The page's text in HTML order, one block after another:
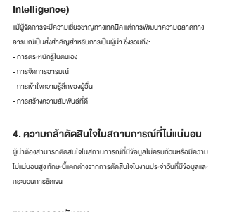
Intelligence)
แม้ผู้จัดการจะมีความเชี่ยวชาญทางเทคนิค แต่การพัฒนาความฉลาดทาง
อารมณ์เป็นสิ่งสำคัญสำหรับการเป็นผู้นำ ซึ่งรวมถึง:
- การตระหนักรู้ในตนเอง
- การจัดการอารมณ์
- การเข้าใจความรู้สึกของผู้อื่น
- การสร้างความสัมพันธ์ที่ดี
4. ความกล้าตัดสินใจในสถานการณ์ที่ไม่แน่นอน
ผู้นำต้องสามารถตัดสินใจในสถานการณ์ที่มีข้อมูลไม่ครบถ้วนหรือมีความ
ไม่แน่นอนสูง ทักษะนี้แตกต่างจากการตัดสินใจในงานประจำวันที่มีข้อมูลและ
กระบวนการชัดเจน